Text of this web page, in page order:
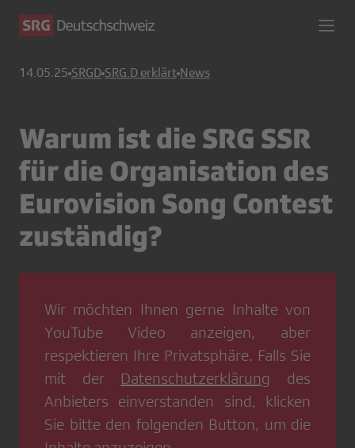
14.05.25 SRGD SRG.D erklärt News
Warum ist die SRG SSR
für die Organisation des
Eurovision Song Contest
zuständig?
Wir möchten Ihnen gerne Inhalte von
YouTube Video anzeigen, aber
respektieren Ihre Privatsphäre. Falls Sie
mit der Datenschutzerklärung
des
Anbieters einverstanden sind, klicken
Sie bitte den folgenden Button, um die